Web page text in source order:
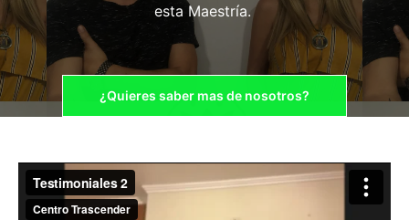
esta Maestría.
¿Quieres saber mas de nosotros?